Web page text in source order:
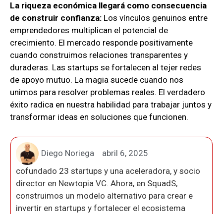
La riqueza económica llegará como consecuencia
de construir confianza: Los vínculos genuinos entre
emprendedores multiplican el potencial de
crecimiento. El mercado responde positivamente
cuando construimos relaciones transparentes y
duraderas. Las startups se fortalecen al tejer redes
de apoyo mutuo. La magia sucede cuando nos
unimos para resolver problemas reales. El verdadero
éxito radica en nuestra habilidad para trabajar juntos y
transformar ideas en soluciones que funcionen.
Diego Noriega
abril 6, 2025
cofundado 23 startups y una aceleradora, y socio
director en Newtopia VC. Ahora, en SquadS,
construimos un modelo alternativo para crear e
invertir en startups y fortalecer el ecosistema